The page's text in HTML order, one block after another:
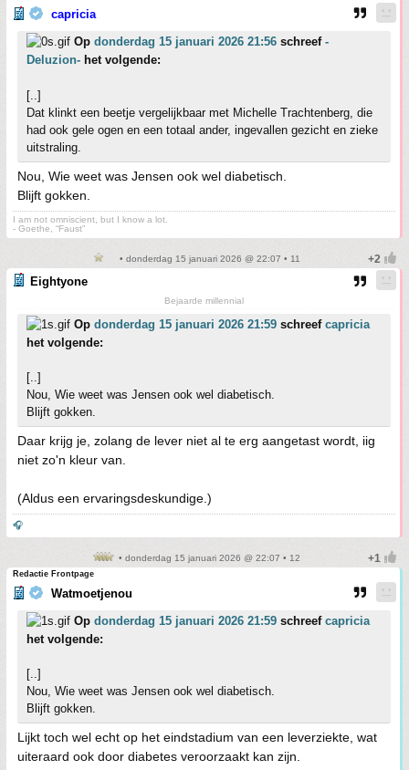
capricia
Op donderdag 15 januari 2026 21:56 schreef -
Deluzion- het volgende:
[..]
Dat klinkt een beetje vergelijkbaar met Michelle Trachtenberg, die
had ook gele ogen en een totaal ander, ingevallen gezicht en zieke
uitstraling.
Nou, Wie weet was Jensen ook wel diabetisch.
Blijft gokken.
I am not omniscient, but I know a lot.
- Goethe, “Faust”
• donderdag 15 januari 2026 @ 22:07 • 11
Eightyone
Bejaarde millennial
Op donderdag 15 januari 2026 21:59 schreef capricia
het volgende:
[..]
Nou, Wie weet was Jensen ook wel diabetisch.
Blijft gokken.
Daar krijg je, zolang de lever niet al te erg aangetast wordt, iig
niet zo'n kleur van.
(Aldus een ervaringsdeskundige.)
🎧
• donderdag 15 januari 2026 @ 22:07 • 12
Redactie Frontpage
Watmoetjenou
Op donderdag 15 januari 2026 21:59 schreef capricia
het volgende:
[..]
Nou, Wie weet was Jensen ook wel diabetisch.
Blijft gokken.
Lijkt toch wel echt op het eindstadium van een leverziekte, wat
uiteraard ook door diabetes veroorzaakt kan zijn.